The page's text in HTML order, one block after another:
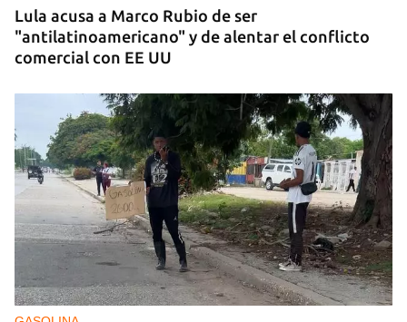
Lula acusa a Marco Rubio de ser
"antilatinoamericano" y de alentar el conflicto
comercial con EE UU